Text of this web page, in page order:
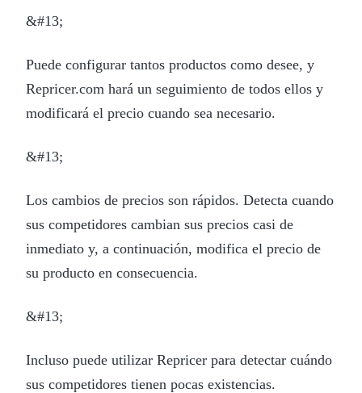
&#13;
Puede configurar tantos productos como desee, y
Repricer.com hará un seguimiento de todos ellos y
modificará el precio cuando sea necesario.
&#13;
Los cambios de precios son rápidos. Detecta cuando
sus competidores cambian sus precios casi de
inmediato y, a continuación, modifica el precio de
su producto en consecuencia.
&#13;
Incluso puede utilizar Repricer para detectar cuándo
sus competidores tienen pocas existencias.